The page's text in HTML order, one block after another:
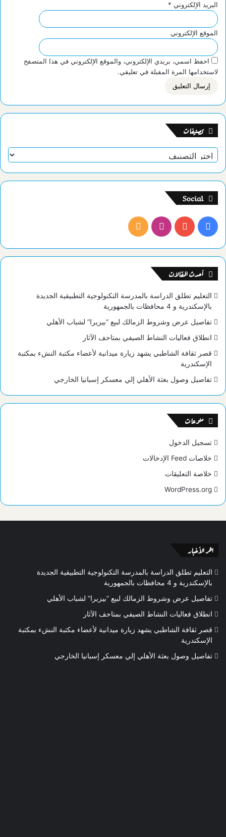
البريد الإلكتروني *
الموقع الإلكتروني
احفظ اسمي، بريدي الإلكتروني، والموقع الإلكتروني في هذا المتصفح
لاستخدامها المرة المقبلة في تعليقي.
تصنيفات
تصنيفات
Social
فيسبوك يوتيوب انستقرامملخص
الموقع
أحدث المقالات
التعليم تطلق الدراسة بالمدرسة التكنولوجية التطبيقية الجديدة
بالإسكندرية و 4 محافظات بالجمهورية
تفاصيل عرض وشروط الزمالك لبيع “بيزيرا” لشباب الأهلي
انطلاق فعاليات النشاط الصيفي بمتاحف الآثار
قصر ثقافة الشاطبي يشهد زيارة ميدانية لأعضاء مكتبة النشء بمكتبة
الإسكندرية
تفاصيل وصول بعثة الأهلي إلي معسكر إسبانيا الخارجي
منوعات
تسجيل الدخول
خلاصات Feed الإدخالات
خلاصة التعليقات
WordPress.org
اخر الأخبار
التعليم تطلق الدراسة بالمدرسة التكنولوجية التطبيقية الجديدة
بالإسكندرية و 4 محافظات بالجمهورية
تفاصيل عرض وشروط الزمالك لبيع “بيزيرا” لشباب الأهلي
انطلاق فعاليات النشاط الصيفي بمتاحف الآثار
قصر ثقافة الشاطبي يشهد زيارة ميدانية لأعضاء مكتبة النشء بمكتبة
الإسكندرية
تفاصيل وصول بعثة الأهلي إلي معسكر إسبانيا الخارجي